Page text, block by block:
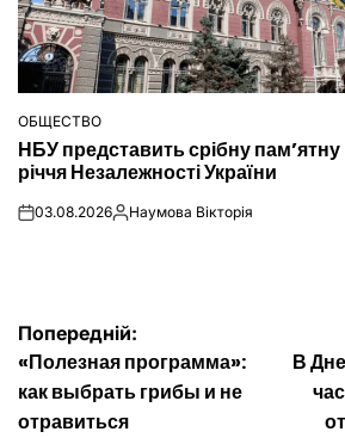
ОПУБЛІКУВАТИ
У
ОБЩЕСТВО
НБУ представить срібну
річчя Незалежності України
on03.08.2026Опубліковано
Наумова Вікторія
Навігація
записів
Попередній:
«Полезная программа»:
как выбрать грибы и не
отравиться
В